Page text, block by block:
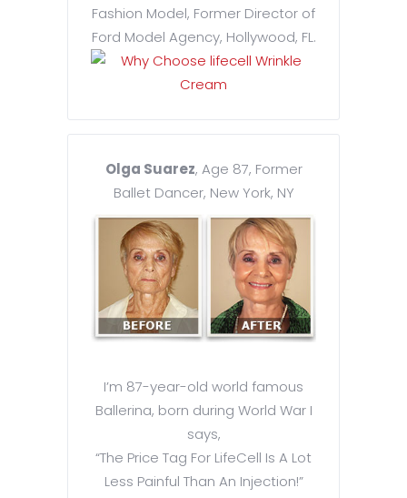
Fashion Model, Former Director of
Ford Model Agency, Hollywood, FL.
Olga Suarez, Age 87, Former
Ballet Dancer, New York, NY
I’m 87-year-old world famous
Ballerina, born during World War I
says,
“The Price Tag For LifeCell Is A Lot
Less Painful Than An Injection!”